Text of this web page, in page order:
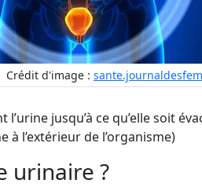
Crédit d'image :
jusqu’à ce qu’elle soit
à l’extérieur de l’organisme)
urinaire ?